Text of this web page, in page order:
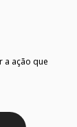
a ação que